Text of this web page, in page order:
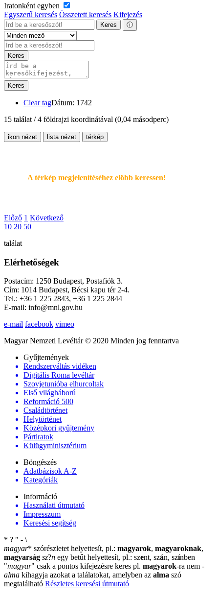
Iratonként egyben
Egyszerű keresés Összetett keresés Kifejezés
Keres ⓘ
Keres
Keres
Clear tagDátum: 1742
15 találat / 4 földrajzi koordinátával (0,04 másodperc)
ikon nézet lista nézet térkép
A térkép megjelenítéséhez elöbb keressen!
Előző 1 Következő
10 20 50
találat
Elérhetőségek
Postacím: 1250 Budapest, Postafiók 3.
Cím: 1014 Budapest, Bécsi kapu tér 2-4.
Tel.: +36 1 225 2843, +36 1 225 2844
E-mail: info@mnl.gov.hu
e-mail facebook vimeo
Magyar Nemzeti Levéltár © 2020 Minden jog fenntartva
Gyűjtemények
Rendszerváltás vidéken
Digitális Roma levéltár
Szovjetunióba elhurcoltak
Első világháború
Reformáció 500
Családtörténet
Helytörténet
Középkori gyűjtemény
Pártiratok
Külügyminisztérium
Böngészés
Adatbázisok A-Z
Kategóriák
Információ
Használati útmutató
Impresszum
Keresési segítség
* ? " - \
magyar* szórészletet helyettesít, pl.: magyarok, magyaroknak,
magyarság sz?n egy betűt helyettesít, pl.: szent, szán, színben
"magyar" csak a pontos kifejezésre keres pl. magyarok-ra nem -
alma kihagyja azokat a találatokat, amelyben az alma szó
megtalálható Részletes keresési útmutató